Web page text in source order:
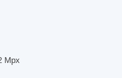
Mpx